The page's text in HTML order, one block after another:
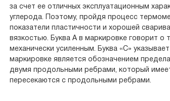
за счет ее отличных эксплуатационным
углерода. Поэтому, пройдя процесс
показатели пластичности и хорошей
вязкостью. Буква А в маркировке говорит о
механически усиленным. Буква «С»
маркировке является обозначением
двумя продольными ребрами, который
пересекаются с продольными ребрами.